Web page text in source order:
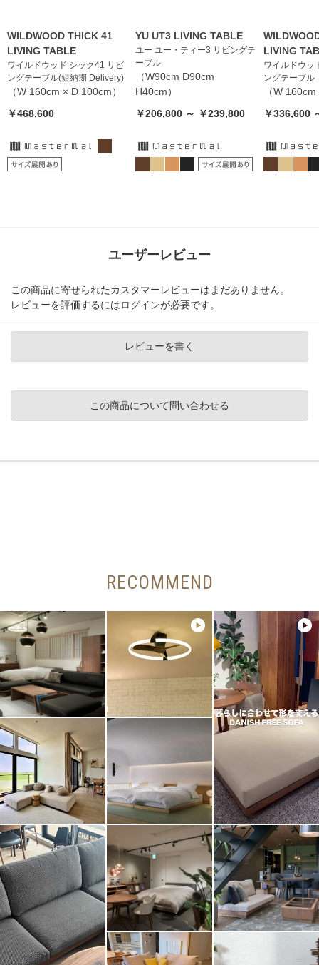
WILDWOOD THICK 41
LIVING TABLE
ワイルドウッド シック41 リビ
ングテーブル(短納期 Delivery)
（W 160cm × D 100cm）
￥468,600
YU UT3 LIVING TABLE
ユー ユー・ティー3 リビングテ
ーブル
（W90cm D90cm
H40cm）
￥206,800 ～ ￥239,800
LIVING
ワイルドウッ
ングテーブル
（W
￥336,600
ユーザーレビュー
この商品に寄せられたカスタマーレビューはまだありません。
レビューを評価するにはログインが必要です。
レビューを書く
この商品について問い合わせる
RECOMMEND